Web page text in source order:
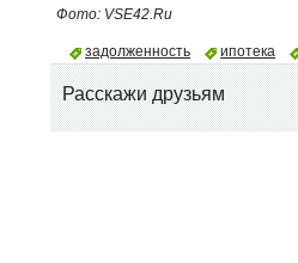
Фото: VSE42.Ru
задолженность ипотека
Расскажи друзьям